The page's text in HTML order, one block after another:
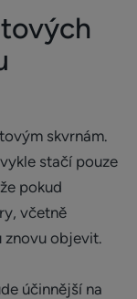
skvrnám.
stačí pouze
pokud
včetně
znovu objevit.
účinnější na